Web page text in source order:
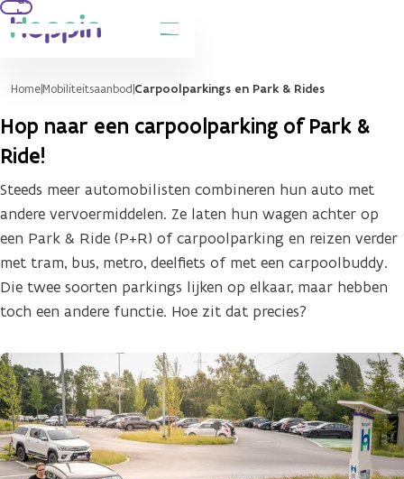
hoofdinhoud
HomeMobiliteitsaanbod Carpoolparkings en Park & Rides
Hop naar een carpoolparking of Park &
Ride!
Steeds meer automobilisten combineren hun auto met
andere vervoermiddelen. Ze laten hun wagen achter op
een Park & Ride (P+R) of carpoolparking en reizen verder
met tram, bus, metro, deelfiets of met een carpoolbuddy.
Die twee soorten parkings lijken op elkaar, maar hebben
toch een andere functie. Hoe zit dat precies?